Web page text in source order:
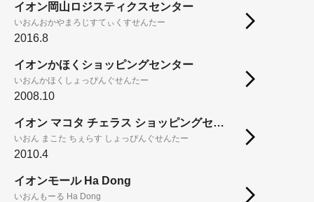
イオン岡山ロジスティクスセンター
いおんおかやまろじすてぃくすせんたー
2016.8
イオンかほくショッピングセンター
いおんかほくしょっぴんぐせんたー
2008.10
イオン マコタ チェラス ショッピングセンター
いおん まこた ちぇらす しょっぴんぐせんたー
2010.4
イオンモール Ha Dong
いおんもーる Ha Dong